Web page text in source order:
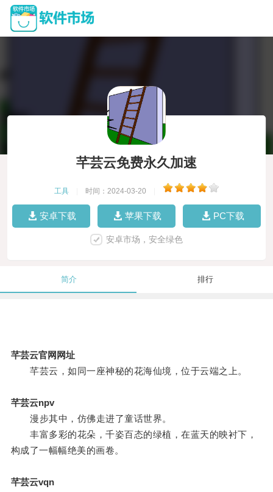
芊芸云免费永久加速
工具 时间：2024-03-20
安卓下载 苹果下载 PC下载
安卓市场，安全绿色
简介 排行
芊芸云官网网址
芊芸云，如同一座神秘的花海仙境，位于云端之上。
芊芸云npv
漫步其中，仿佛走进了童话世界。
丰富多彩的花朵，千姿百态的绿植，在蓝天的映衬下，
构成了一幅幅绝美的画卷。
芊芸云vqn